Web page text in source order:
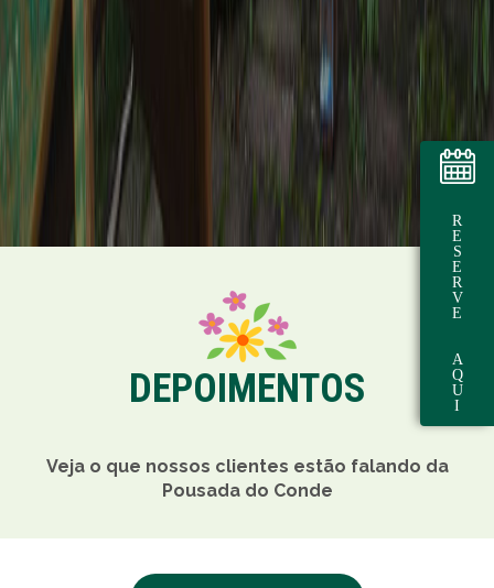
DEPOIMENTOS
Veja o que nossos clientes estão falando da
Pousada do Conde
R
E
S
E
R
V
E
A
Q
U
I